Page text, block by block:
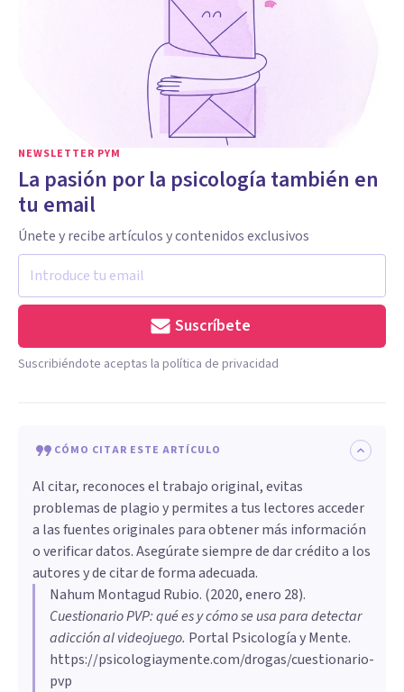
NEWSLETTER PYM
La pasión por la psicología también en
tu email
Únete y recibe artículos y contenidos exclusivos
Suscríbete
Suscribiéndote aceptas la política de privacidad
CÓMO CITAR ESTE ARTÍCULO
Al citar, reconoces el trabajo original, evitas
problemas de plagio y permites a tus lectores acceder
a las fuentes originales para obtener más información
o verificar datos. Asegúrate siempre de dar crédito a los
autores y de citar de forma adecuada.
Nahum Montagud Rubio. (2020, enero 28).
Cuestionario PVP: qué es y cómo se usa para detectar
adicción al videojuego. Portal Psicología y Mente.
https://psicologiaymente.com/drogas/cuestionario-
pvp